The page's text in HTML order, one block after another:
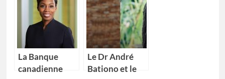
Directeur pays
de la Banque
mondiale pour
4 pays Africains
première
scientifique du
Niger à
intégrer la
NASA
La Banque
canadienne
Le Dr André
Bationo et le